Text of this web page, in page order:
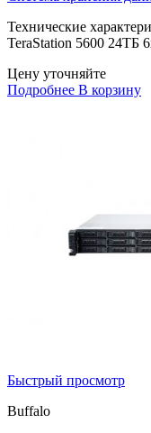
Технические
TeraStation 5600 24ТБ
Цену уточняйте
Подробнее В корзину
Быстрый просмотр
Buffalo